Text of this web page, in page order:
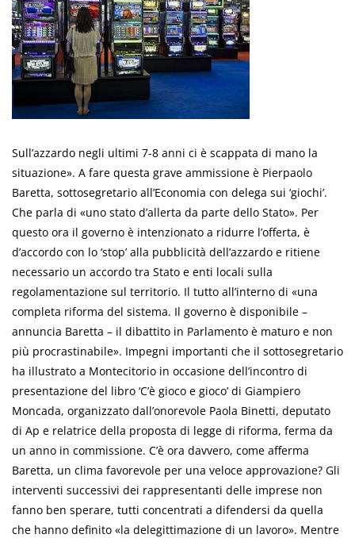
Sull’azzardo negli ultimi 7-8 anni ci è scappata di mano la
situazione». A fare questa grave ammissione è Pierpaolo
Baretta, sottosegretario all’Economia con delega sui ‘giochi’.
Che parla di «uno stato d’allerta da parte dello Stato». Per
questo ora il governo è intenzionato a ridurre l’offerta, è
d’accordo con lo ‘stop’ alla pubblicità dell’azzardo e ritiene
necessario un accordo tra Stato e enti locali sulla
regolamentazione sul territorio. Il tutto all’interno di «una
completa riforma del sistema. Il governo è disponibile –
annuncia Baretta – il dibattito in Parlamento è maturo e non
più procrastinabile». Impegni importanti che il sottosegretario
ha illustrato a Montecitorio in occasione dell’incontro di
presentazione del libro ‘C’è gioco e gioco’ di Giampiero
Moncada, organizzato dall’onorevole Paola Binetti, deputato
di Ap e relatrice della proposta di legge di riforma, ferma da
un anno in commissione. C’è ora davvero, come afferma
Baretta, un clima favorevole per una veloce approvazione? Gli
interventi successivi dei rappresentanti delle imprese non
fanno ben sperare, tutti concentrati a difendersi da quella
che hanno definito «la delegittimazione di un lavoro». Mentre